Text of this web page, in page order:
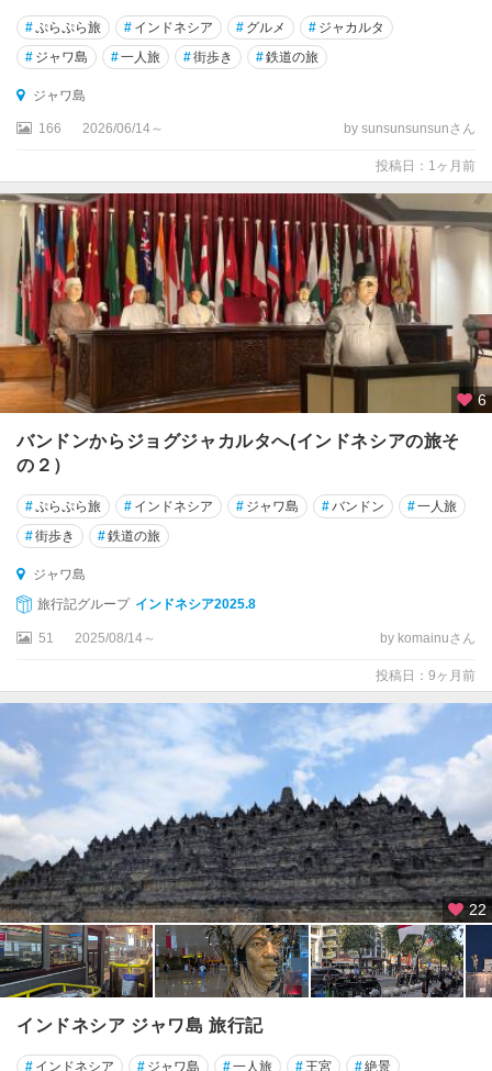
ラ
バ
ヤ
ス
ン
ソ
ロ
ス
ラ
カ
タ
)
ヌ
サ
・
ト
ゥ
ン
ラ
諸
バ
ム
島
バ
ド
ン
パ
プ
ア
フ
#ぷらぷら旅 # インドネシア # グルメ # ジャカルタ
# ジャワ島 #一人旅 #街歩き #鉄道の旅
ジャワ島
166 2026/06/14～ by sunsunsunsunさん
投稿日：1ヶ月前
6
バンドンからジョグジャカルタへ(インドネシアの旅そ
の２）
#ぷらぷら旅 # インドネシア # ジャワ島 #バンドン #一人旅
#街歩き #鉄道の旅
ジャワ島
旅行記グループ インドネシア2025.8
51 2025/08/14～ by komainuさん
投稿日：9ヶ月前
22
インドネシア ジャワ島 旅行記
# インドネシア # ジャワ島 #一人旅 # 王宮 #絶景